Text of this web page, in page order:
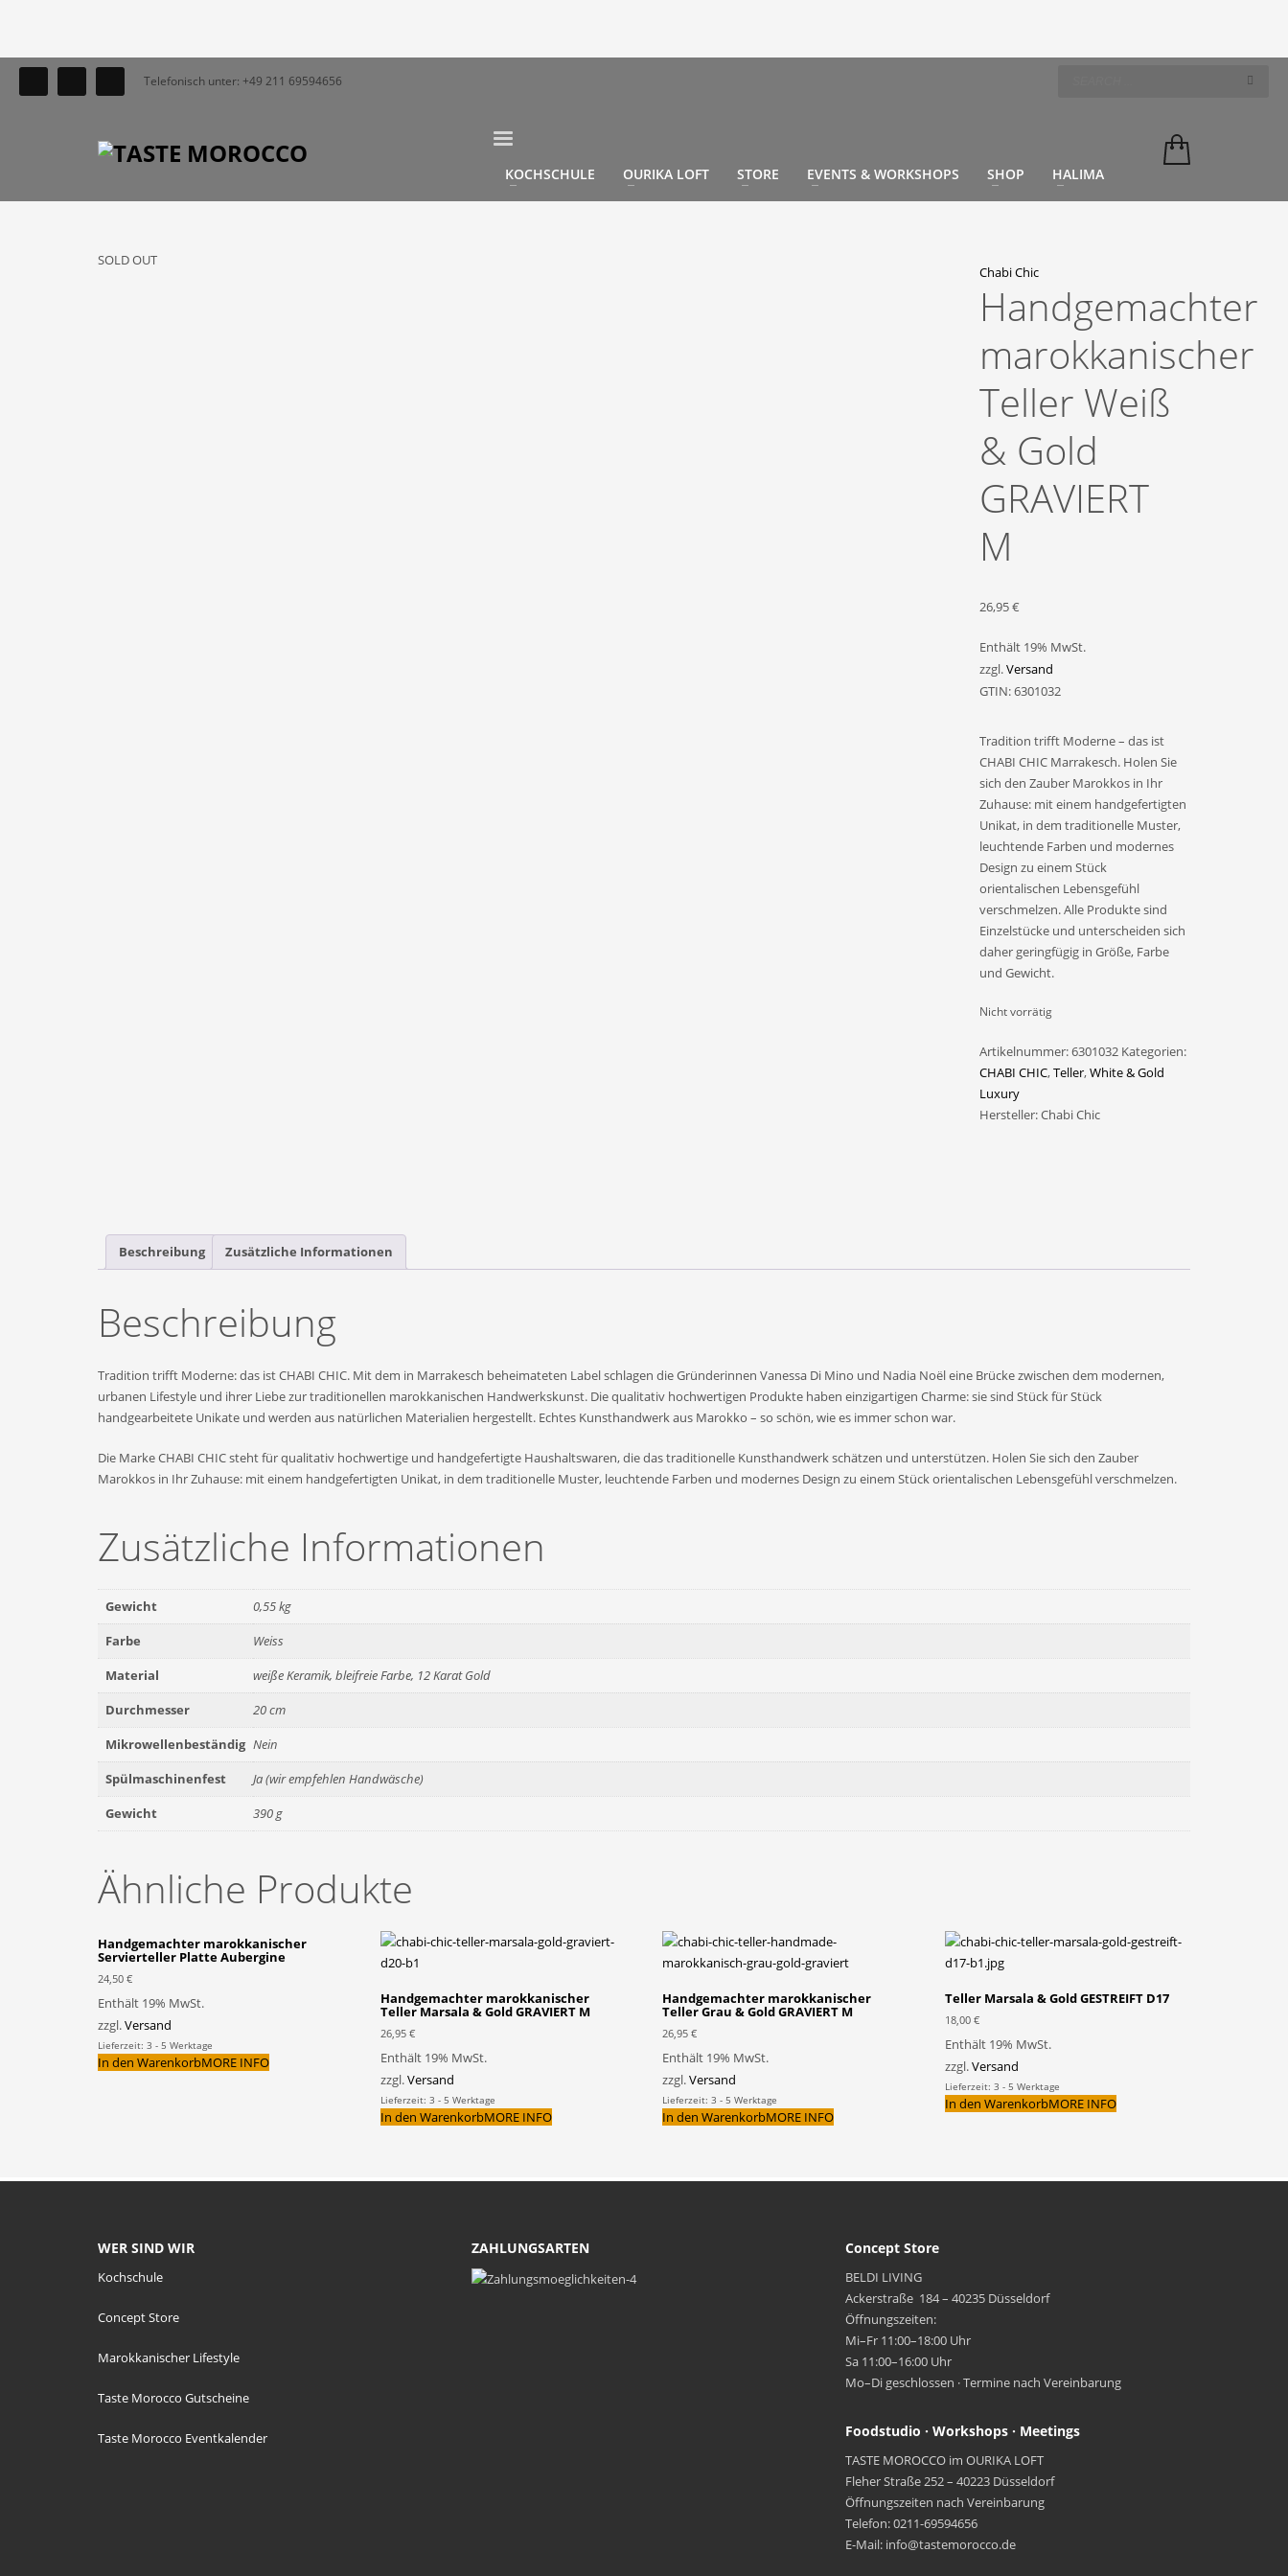
Telefonisch unter: +49 211 69594656
KOCHSCHULE OURIKA LOFT STORE EVENTS & WORKSHOPS SHOP HALIMA
SOLD OUT
Chabi Chic
Handgemachter
marokkanischer
Teller Weiß
& Gold
GRAVIERT
M
26,95€
Enthält 19% MwSt.
zzgl.Versand
GTIN: 6301032
Tradition trifft Moderne – das ist
CHABI CHIC Marrakesch. Holen Sie
sich den Zauber Marokkos in Ihr
Zuhause: mit einem handgefertigten
Unikat, in dem traditionelle Muster,
leuchtende Farben und modernes
Design zu einem Stück
orientalischen Lebensgefühl
verschmelzen. Alle Produkte sind
Einzelstücke und unterscheiden sich
daher geringfügig in Größe, Farbe
und Gewicht.
Nicht vorrätig
Artikelnummer:6301032 Kategorien:
CHABI CHIC,Teller,White & Gold
Luxury
Hersteller:Chabi Chic
Beschreibung Zusätzliche Informationen
Beschreibung
Tradition trifft Moderne: das ist CHABI CHIC. Mit dem in Marrakesch beheimateten Label schlagen die Gründerinnen Vanessa Di Mino und Nadia Noël eine Brücke zwischen dem modernen,
urbanen Lifestyle und ihrer Liebe zur traditionellen marokkanischen Handwerkskunst. Die qualitativ hochwertigen Produkte haben einzigartigen Charme: sie sind Stück für Stück
handgearbeitete Unikate und werden aus natürlichen Materialien hergestellt. Echtes Kunsthandwerk aus Marokko – so schön, wie es immer schon war.
Die Marke CHABI CHIC steht für qualitativ hochwertige und handgefertigte Haushaltswaren, die das traditionelle Kunsthandwerk schätzen und unterstützen. Holen Sie sich den Zauber
Marokkos in Ihr Zuhause: mit einem handgefertigten Unikat, in dem traditionelle Muster, leuchtende Farben und modernes Design zu einem Stück orientalischen Lebensgefühl verschmelzen.
Zusätzliche Informationen
Gewicht
0,55 kg
Farbe
Weiss
Material
weiße Keramik, bleifreie Farbe, 12 Karat Gold
Durchmesser
20 cm
Mikrowellenbeständig Nein
Spülmaschinenfest
Ja (wir empfehlen Handwäsche)
Gewicht
390 g
Ähnliche Produkte
Handgemachter marokkanischer
Servierteller Platte Aubergine
24,50 €
Enthält 19% MwSt.
zzgl.Versand
Lieferzeit: 3 - 5 Werktage
In den WarenkorbMORE INFO
Handgemachter marokkanischer
Teller Marsala & Gold GRAVIERT M
26,95 €
Enthält 19% MwSt.
zzgl.Versand
Lieferzeit: 3 - 5 Werktage
In den WarenkorbMORE INFO
Handgemachter marokkanischer
Teller Grau & Gold GRAVIERT M
26,95€
Enthält 19% MwSt.
zzgl.Versand
Lieferzeit: 3 - 5 Werktage
In den WarenkorbMORE INFO
Teller Marsala & Gold GESTREIFT D17
18,00€
Enthält 19% MwSt.
zzgl.Versand
Lieferzeit: 3 - 5 Werktage
In den WarenkorbMORE INFO
WER SIND WIR
Kochschule
Concept Store
Marokkanischer Lifestyle
Taste Morocco Gutscheine
Taste Morocco Eventkalender
ZAHLUNGSARTEN Concept Store
BELDI LIVING
Ackerstraße 184 – 40235 Düsseldorf
Öffnungszeiten:
Mi–Fr 11:00–18:00 Uhr
Sa 11:00–16:00 Uhr
Mo–Di geschlossen · Termine nach Vereinbarung
Foodstudio · Workshops · Meetings
TASTE MOROCCO im OURIKA LOFT
Fleher Straße 252 – 40223 Düsseldorf
Öffnungszeiten nach Vereinbarung
Telefon: 0211-69594656
E-Mail: info@tastemorocco.de